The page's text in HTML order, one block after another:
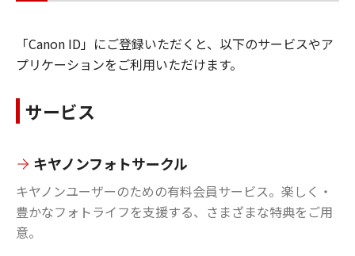
「Canon ID」にご登録いただくと、以下のサービスやア
プリケーションをご利用いただけます。
サービス
キヤノンフォトサークル
キヤノンユーザーのための有料会員サービス。楽しく・
豊かなフォトライフを支援する、さまざまな特典をご用
意。